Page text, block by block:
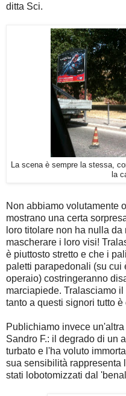
ditta Sci.
La scena è sempre la stessa,
la
Non abbiamo volutamente
mostrano una certa
loro titolare non ha nulla
mascherare i loro visi!
è piuttosto stretto e che i
paletti parapedonali (su cui
operaio) costringeranno
marciapiede. Tralasciamo
tanto a questi signori tutto è
Publichiamo invece
Sandro F.: il degrado di un
turbato e l'ha voluto
sua sensibilità rappresenta
stati lobotomizzati dal